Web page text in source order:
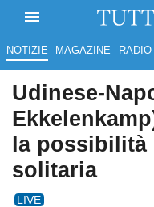
NOTIZIE MAGAZINE RADIO
Udinese-
la possibilità
solitaria
LIVE